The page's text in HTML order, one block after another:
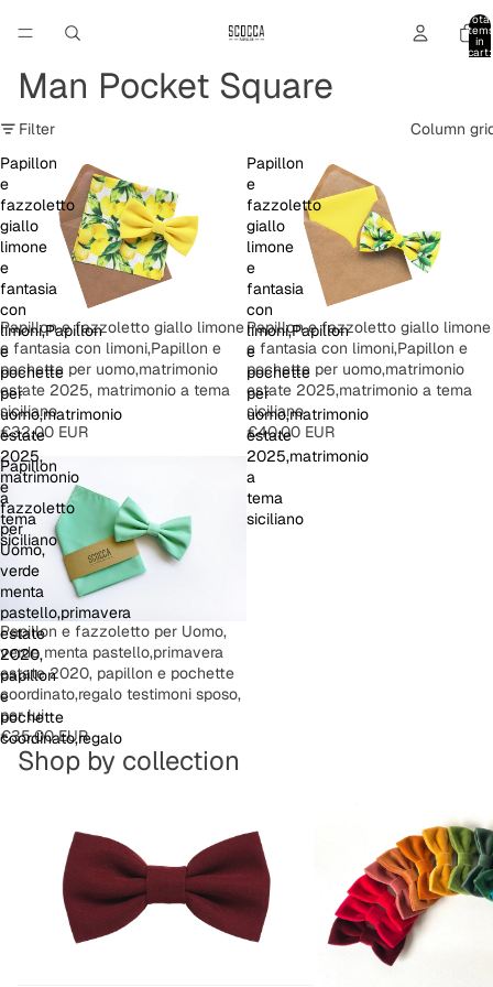
Total
items
in
cart:
Man Pocket Square
Filter
Column
Papillon
e
fazzoletto
giallo
limone
e
fantasia
con
limoni,Papillon
e
pochette
per
uomo,matrimonio
estate
2025,
matrimonio
a
tema
siciliano
Papillon e fazzoletto giallo limone
e fantasia con limoni,Papillon e
pochette per uomo,matrimonio
estate 2025, matrimonio a tema
siciliano
€32,00 EUR
Papillon
e
fazzoletto
giallo
limone
e
fantasia
con
limoni,Papillon
e
pochette
per
uomo,matrimonio
estate
2025,matrimonio
a
tema
siciliano
Papillon e fazzoletto giallo limone
e fantasia con limoni,Papillon e
pochette per uomo,matrimonio
estate 2025,matrimonio a tema
siciliano
€40,00 EUR
Papillon
e
fazzoletto
per
Uomo,
verde
menta
pastello,primavera
estate
2020,
papillon
e
pochette
coordinato,regalo
testimoni
Papillon e fazzoletto per Uomo,
verde menta pastello,primavera
estate 2020, papillon e pochette
coordinato,regalo testimoni sposo,
per lui
€35,00 EUR
Shop by collection